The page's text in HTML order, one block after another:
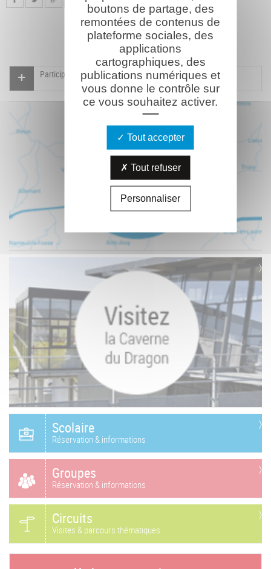
Participer à l'indexation du Mémorial virtuel
Scolaire
Réservation & informations
Groupes
Réservation & informations
Circuits
Visites & parcours thématiques
boutons de partage, des
remontées de contenus de
plateforme sociales, des
applications
cartographiques, des
publications numériques et
vous donne le contrôle sur
ce vous souhaitez activer.
Tout accepter
Tout refuser
Personnaliser